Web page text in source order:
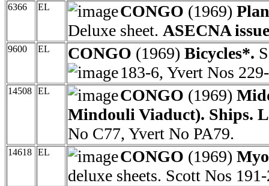
6366 EL CONGO (1969)
Deluxe sheet. ASECNA
9600 EL CONGO (1969) Bicycles*.
183-6, Yvert Nos
14508 EL CONGO (1969)
Mindouli Viaduct). Ships.
No C77, Yvert No PA79.
14618 EL CONGO (1969)
deluxe sheets. Scott Nos